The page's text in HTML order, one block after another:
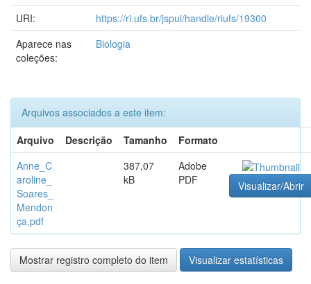
URI:
https://ri.ufs.br/jspui/handle/riufs/19300
Aparece nas
coleções:
Biologia
Arquivos associados a este item:
Arquivo
Descrição Tamanho
Formato
Anne_C
aroline_
Soares_
Mendon
ça.pdf
387,07
kB
Adobe
PDF
Visualizar/Abrir
Mostrar registro completo do item Visualizar estatísticas